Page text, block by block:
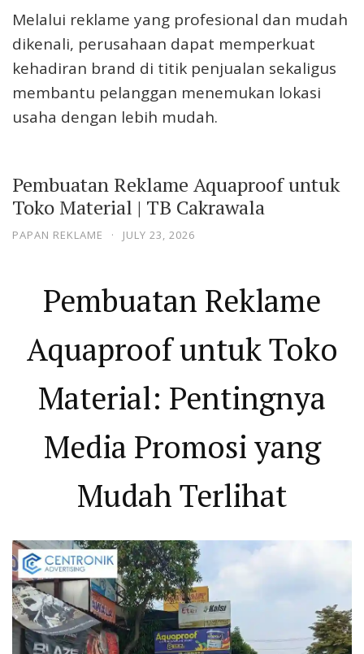
Melalui reklame yang profesional dan mudah
dikenali, perusahaan dapat memperkuat
kehadiran brand di titik penjualan sekaligus
membantu pelanggan menemukan lokasi
usaha dengan lebih mudah.
Pembuatan Reklame Aquaproof untuk
Toko Material | TB Cakrawala
PAPAN REKLAME · JULY 23, 2026
Pembuatan Reklame
Aquaproof untuk Toko
Material: Pentingnya
Media Promosi yang
Mudah Terlihat